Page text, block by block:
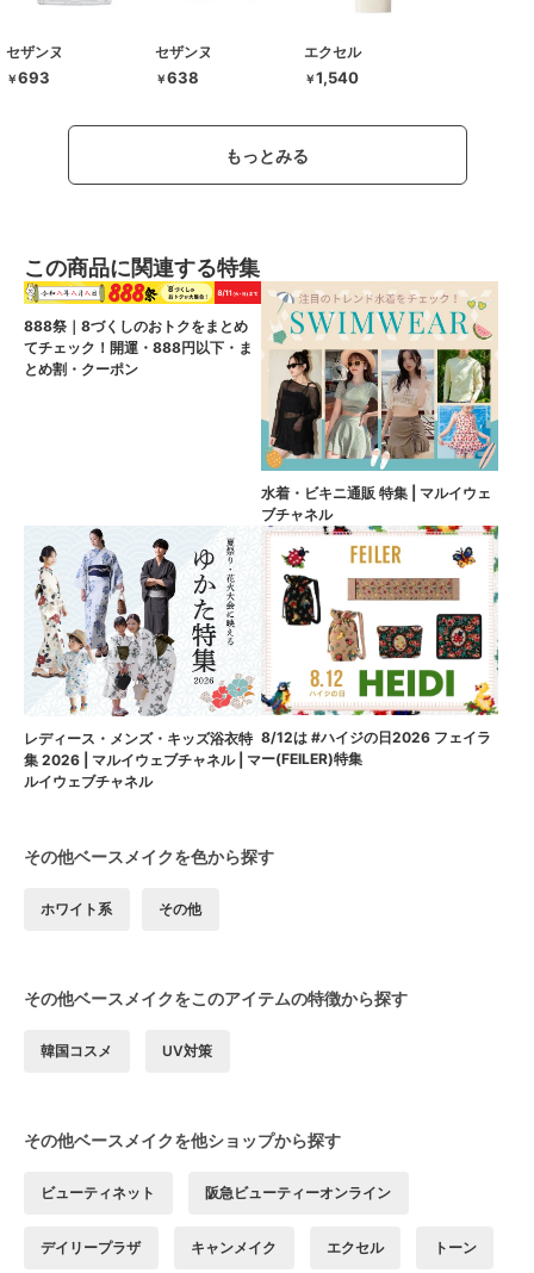
セザンヌ
￥693
セザンヌ
￥638
エクセル
￥1,540
もっとみる
この商品に関連する特集
888祭｜8づくしのおトクをまとめ
てチェック！開運・888円以下・ま
とめ割・クーポン
水着・ビキニ通販 特集 | マルイウェ
ブチャネル
レディース・メンズ・キッズ浴衣特
集 2026 | マルイウェブチャネル | マ
ルイウェブチャネル
8/12は #ハイジの日2026 フェイラ
ー(FEILER)特集
その他ベースメイクを色から探す
ホワイト系 その他
その他ベースメイクをこのアイテムの特徴から探す
韓国コスメ UV対策
その他ベースメイクを他ショップから探す
ビューティネット 阪急ビューティーオンライン
デイリープラザ キャンメイク エクセル トーン